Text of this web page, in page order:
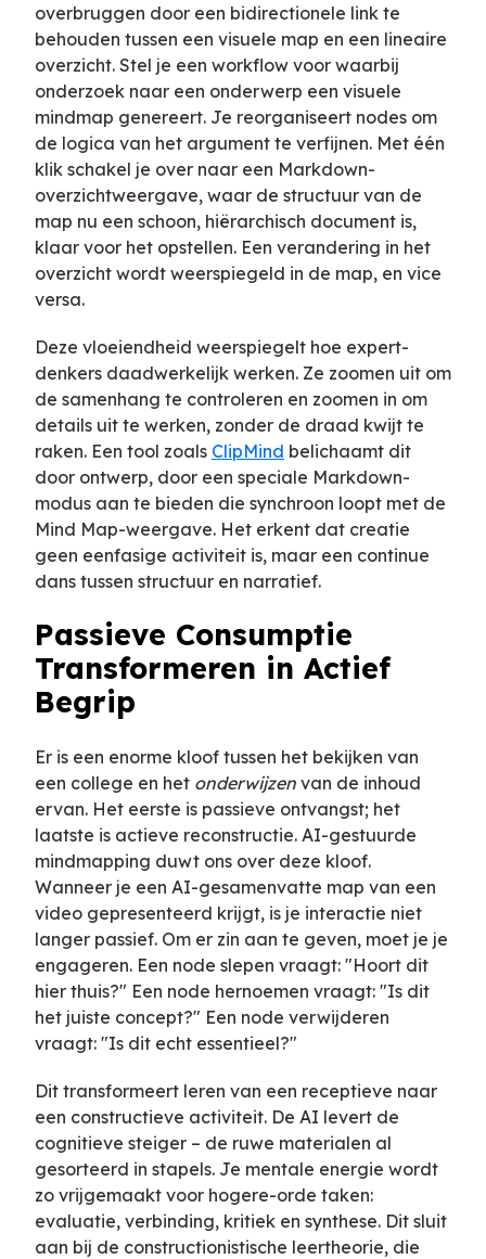
overbruggen door een bidirectionele link te
behouden tussen een visuele map en een lineaire
overzicht. Stel je een workflow voor waarbij
onderzoek naar een onderwerp een visuele
mindmap genereert. Je reorganiseert nodes om
de logica van het argument te verfijnen. Met één
klik schakel je over naar een Markdown-
overzichtweergave, waar de structuur van de
map nu een schoon, hiërarchisch document is,
klaar voor het opstellen. Een verandering in het
overzicht wordt weerspiegeld in de map, en vice
versa.
Deze vloeiendheid weerspiegelt hoe expert-
denkers daadwerkelijk werken. Ze zoomen uit om
de samenhang te controleren en zoomen in om
details uit te werken, zonder de draad kwijt te
raken. Een tool zoals ClipMind belichaamt dit
door ontwerp, door een speciale Markdown-
modus aan te bieden die synchroon loopt met de
Mind Map-weergave. Het erkent dat creatie
geen eenfasige activiteit is, maar een continue
dans tussen structuur en narratief.
Passieve Consumptie
Transformeren in Actief
Begrip
Er is een enorme kloof tussen het bekijken van
een college en het onderwijzen van de inhoud
ervan. Het eerste is passieve ontvangst; het
laatste is actieve reconstructie. AI-gestuurde
mindmapping duwt ons over deze kloof.
Wanneer je een AI-gesamenvatte map van een
video gepresenteerd krijgt, is je interactie niet
langer passief. Om er zin aan te geven, moet je je
engageren. Een node slepen vraagt: "Hoort dit
hier thuis?" Een node hernoemen vraagt: "Is dit
het juiste concept?" Een node verwijderen
vraagt: "Is dit echt essentieel?"
Dit transformeert leren van een receptieve naar
een constructieve activiteit. De AI levert de
cognitieve steiger – de ruwe materialen al
gesorteerd in stapels. Je mentale energie wordt
zo vrijgemaakt voor hogere-orde taken:
evaluatie, verbinding, kritiek en synthese. Dit sluit
aan bij de constructionistische leertheorie, die